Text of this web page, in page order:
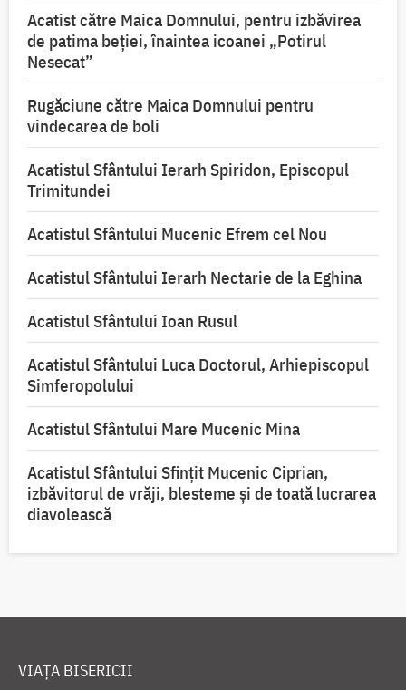
Acatist către Maica Domnului, pentru izbăvirea
de patima beției, înaintea icoanei „Potirul
Nesecat”
Rugăciune către Maica Domnului pentru
vindecarea de boli
Acatistul Sfântului Ierarh Spiridon, Episcopul
Trimitundei
Acatistul Sfântului Mucenic Efrem cel Nou
Acatistul Sfântului Ierarh Nectarie de la Eghina
Acatistul Sfântului Ioan Rusul
Acatistul Sfântului Luca Doctorul, Arhiepiscopul
Simferopolului
Acatistul Sfântului Mare Mucenic Mina
Acatistul Sfântului Sfințit Mucenic Ciprian,
izbăvitorul de vrăji, blesteme și de toată lucrarea
diavolească
VIAȚA BISERICII